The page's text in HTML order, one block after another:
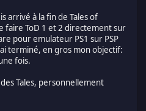
arrivé à la fin de Tales of
faire ToD 1 et 2 directement sur
pour emulateur PS1 sur PSP
terminé, en gros mon objectif:
fois.
Tales, personnellement